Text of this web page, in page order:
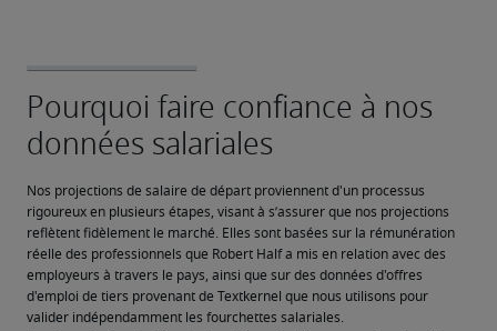
Nos projections de salaire de départ proviennent d'un processus
rigoureux en plusieurs étapes, visant à s’assurer que nos projections
reflètent fidèlement le marché. Elles sont basées sur la rémunération
réelle des professionnels que Robert Half a mis en relation avec des
employeurs à travers le pays, ainsi que sur des données d'offres
d'emploi de tiers provenant de Textkernel que nous utilisons pour
valider indépendamment les fourchettes salariales.